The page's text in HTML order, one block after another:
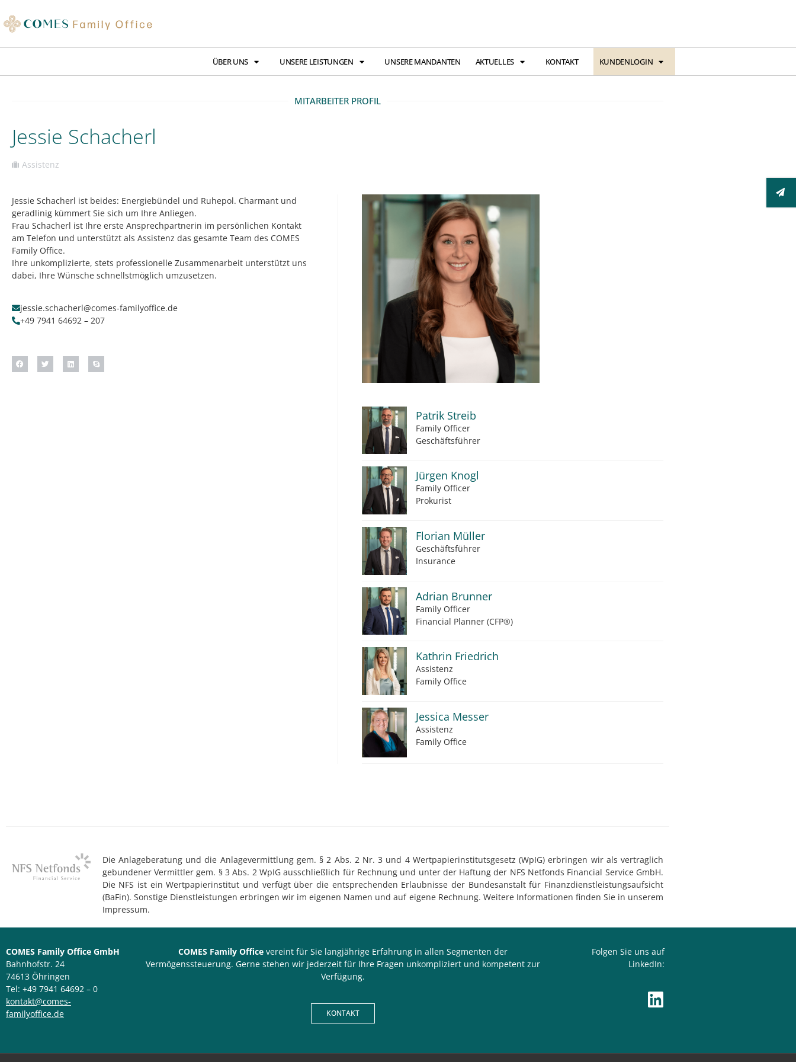
ÜBER UNS UNSERE LEISTUNGEN UNSERE MANDANTEN AKTUELLES KONTAKT KUNDENLOGIN
MITARBEITER PROFIL
Jessie Schacherl
Assistenz
Jessie Schacherl ist beides: Energiebündel und Ruhepol. Charmant und
geradlinig kümmert Sie sich um Ihre Anliegen.
Frau Schacherl ist Ihre erste Ansprechpartnerin im persönlichen Kontakt
am Telefon und unterstützt als Assistenz das gesamte Team des COMES
Family Office.
Ihre unkomplizierte, stets professionelle Zusammenarbeit unterstützt uns
dabei, Ihre Wünsche schnellstmöglich umzusetzen.
jessie.schacherl@comes-familyoffice.de
+49 7941 64692 – 207
Patrik Streib
Family Officer
Geschäftsführer
Jürgen Knogl
Family Officer
Prokurist
Florian Müller
Geschäftsführer
Insurance
Adrian Brunner
Family Officer
Financial Planner (CFP®)
Kathrin Friedrich
Assistenz
Family Office
Jessica Messer
Assistenz
Family Office
Die Anlageberatung und die Anlagevermittlung gem. § 2 Abs. 2 Nr. 3 und 4 Wertpapierinstitutsgesetz (WpIG) erbringen wir als vertraglich
gebundener Vermittler gem. § 3 Abs. 2 WpIG ausschließlich für Rechnung und unter der Haftung der NFS Netfonds Financial Service GmbH.
Die NFS ist ein Wertpapierinstitut und verfügt über die entsprechenden Erlaubnisse der Bundesanstalt für Finanzdienstleistungsaufsicht
(BaFin). Sonstige Dienstleistungen erbringen wir im eigenen Namen und auf eigene Rechnung. Weitere Informationen finden Sie in unserem
Impressum.
COMES Family Office GmbH
Bahnhofstr. 24
74613 Öhringen
Tel: +49 7941 64692 – 0
kontakt@comes-
familyoffice.de
COMES Family Officevereint für Sie langjährige Erfahrung in allen Segmenten der
Vermögenssteuerung. Gerne stehen wir jederzeit für Ihre Fragen unkompliziert und kompetent zur
Verfügung.
KONTAKT
Folgen Sie uns auf
LinkedIn: